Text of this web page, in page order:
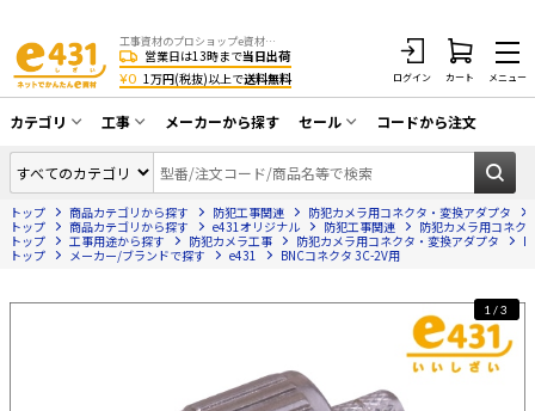
工事資材のプロショップe資材 CATV・アンテナ・防犯・光・LAN・電気・空調工事など
営業日は13時まで当日出荷
¥0 1万円(税抜)以上で送料無料 ログイン カート メニュー
カテゴリ
同軸ケーブル／テレビ用接栓／関連工具
アンテナ・取付金具・ブースター／CATV
部材類
配線補助具（モール・結束バンド・テー
防犯工事関連
電話線／コネクタ／アダプタ
工事
CATV・アンテナ工事
光工事・FTTH工事
エアコン・換気扇工事
防犯カメラ工事
電話工事
メーカーから探す セール
在庫一掃セール
コードから注文
トップ 商品カテゴリから探す 防犯工事関連
防犯カメラ用コネクタ・変換アダプタ
トップ
商品カテゴリから探す e431オリジナル 防犯工事関連
防犯カメラ用コネク
トップ
工事用途から探す 防犯カメラ工事 防犯カメラ用コネクタ・変換アダプタ
トップ
メーカー/ブランドで探す e431 BNCコネクタ 3C-2V用
1/3